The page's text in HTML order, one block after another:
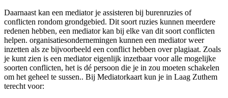
Daarnaast kan een mediator je assisteren bij burenruzies of
conflicten rondom grondgebied. Dit soort ruzies kunnen meerdere
redenen hebben, een mediator kan bij elke van dit soort conflicten
helpen. organisatiesondernemingen kunnen een mediator weer
inzetten als ze bijvoorbeeld een conflict hebben over plagiaat. Zoals
je kunt zien is een mediator eigenlijk inzetbaar voor alle mogelijke
soorten conflicten, het is dé persoon die je in zou moeten schakelen
om het geheel te sussen.. Bij Mediatorkaart kun je in Laag Zuthem
terecht voor: